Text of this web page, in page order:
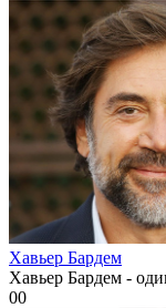
Хавьер Бардем
Хавьер Бардем -
00